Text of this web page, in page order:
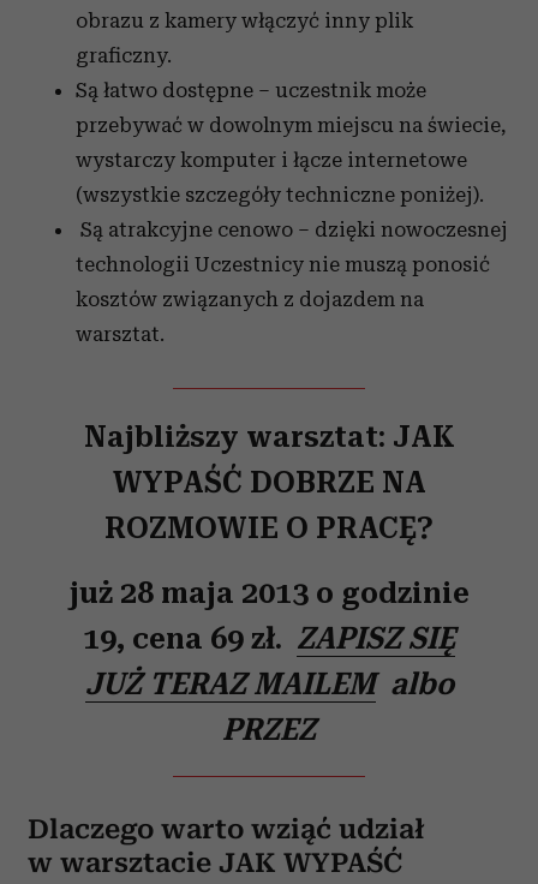
obrazu z kamery włączyć inny plik
graficzny.
Są łatwo dostępne – uczestnik może
przebywać w dowolnym miejscu na świecie,
wystarczy komputer i łącze internetowe
(wszystkie szczegóły techniczne poniżej).
Są atrakcyjne cenowo – dzięki nowoczesnej
technologii Uczestnicy nie muszą ponosić
kosztów związanych z dojazdem na
warsztat.
Najbliższy warsztat: JAK
WYPAŚĆ DOBRZE NA
ROZMOWIE O PRACĘ?
już 28 maja 2013 o godzinie
19, cena 69 zł. ZAPISZ SIĘ
JUŻ TERAZ MAILEMalbo
PRZEZ
Dlaczego warto wziąć udział
w warsztacie JAK WYPAŚĆ